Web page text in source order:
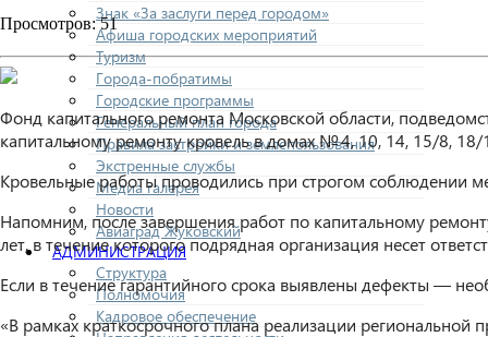
Знак «За заслуги перед городом»
Афиша городских мероприятий
Туризм
Города-побратимы
Городские программы
Генеральный план города
Правила застройки и землепользования
Экстренные службы
Медиа галерея
Новости
Авиаград Жуковский
АДМИНИСТРАЦИЯ
Структура
Полномочия
Кадровое обеспечение
Просмотров: 51
Фонд капитального ремонта Московской области,
капитальному ремонту кровель в домах № 4, 10, 14, 15/8,
Кровельные работы проводились при строгом соблюдении
Напомним, после завершения работ по капитальному
лет, в течение которого подрядная организация несет
Если в течение гарантийного срока выявлены дефекты —
«В рамках краткосрочного плана реализации